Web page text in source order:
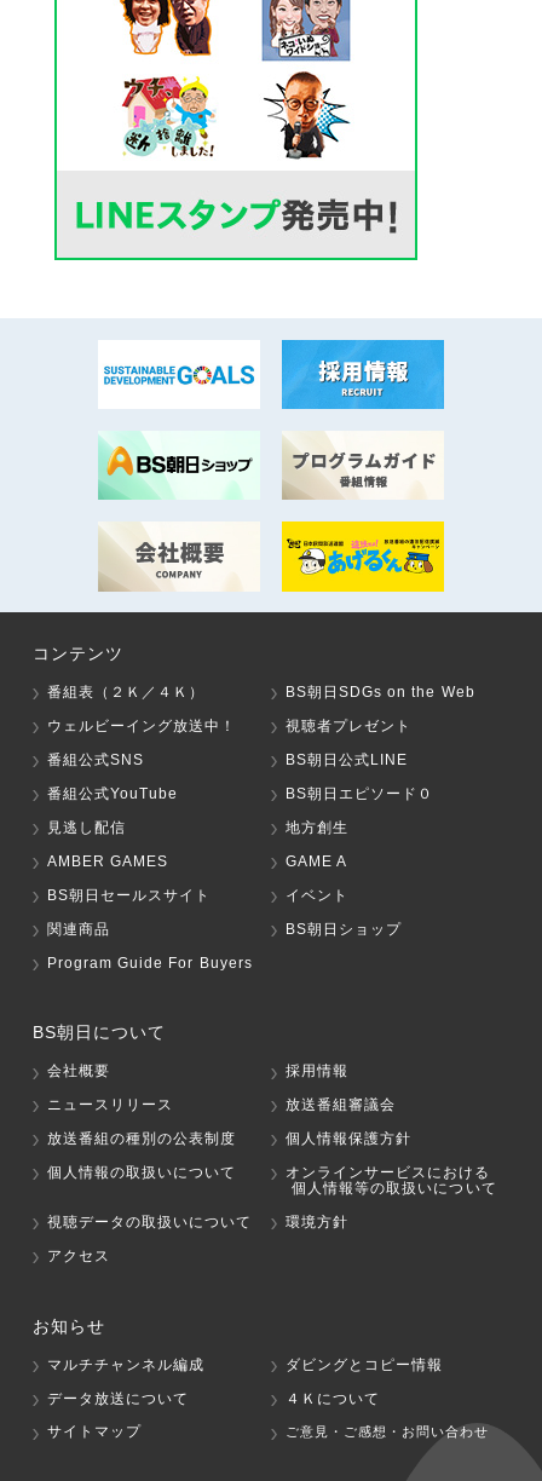
コンテンツ
番組表（２Ｋ／４Ｋ）
BS朝日SDGs on the Web
ウェルビーイング放送中！
視聴者プレゼント
番組公式SNS
BS朝日公式LINE
番組公式YouTube
BS朝日エピソード０
見逃し配信
地方創生
AMBER GAMES
GAME A
BS朝日セールスサイト
イベント
関連商品
BS朝日ショップ
Program Guide For Buyers
BS朝日について
会社概要
採用情報
ニュースリリース
放送番組審議会
放送番組の種別の公表制度
個人情報保護方針
個人情報の取扱いについて
オンラインサービスにおける
個人情報等の取扱いについて
視聴データの取扱いについて
環境方針
アクセス
お知らせ
マルチチャンネル編成
ダビングとコピー情報
データ放送について
４Ｋについて
サイトマップ
ご意見・ご感想・お問い合わせ